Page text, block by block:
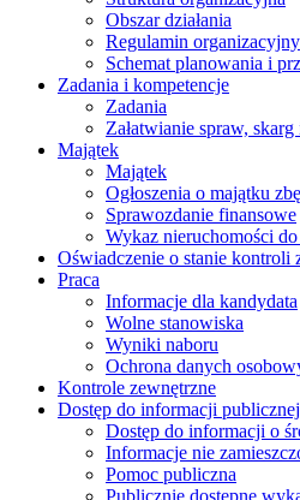
Obszar działania
Regulamin organizacyjny
Schemat planowania i
Zadania i kompetencje
Zadania
Załatwianie spraw,
Majątek
Majątek
Ogłoszenia o majątku
Sprawozdanie finansowe
Wykaz nieruchomości do
Oświadczenie o stanie kontroli
Praca
Informacje dla kandydata
Wolne stanowiska
Wyniki naboru
Ochrona danych
Kontrole zewnętrzne
Dostęp do informacji publicznej
Dostęp do informacji o
Informacje nie
Pomoc publiczna
Publicznie dostępne